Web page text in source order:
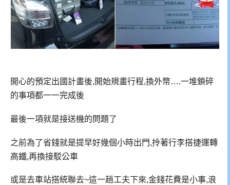
開心的預定出國計畫後,開始規畫行程,換外幣….一堆鎖碎
的事項都一一完成後
最後一項就是接送機的問題了
之前為了省錢就是提早好幾個小時出門,拎著行李搭捷運轉
高鐵,再換接駁公車
或是去車站搭統聯去~這一趟工夫下來,金錢花費是小事,浪